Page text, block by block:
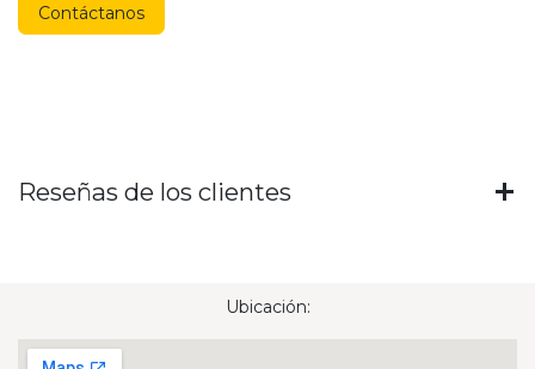
Contáctanos
Reseñas de los clientes
Ubicación: